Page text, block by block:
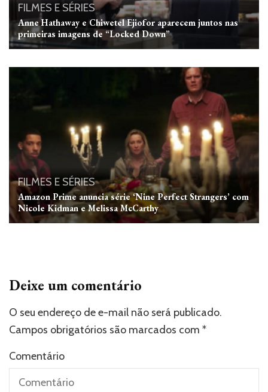
FILMES E SÉRIES
Anne Hathaway e Chiwetel Ejiofor aparecem juntos nas
primeiras imagens de “Locked Down”
FILMES E SÉRIES
Amazon Prime anuncia série ‘Nine Perfect Strangers’ com
Nicole Kidman e Melissa McCarthy
Deixe um comentário
O seu endereço de e-mail não será publicado.
Campos obrigatórios são marcados com *
Comentário